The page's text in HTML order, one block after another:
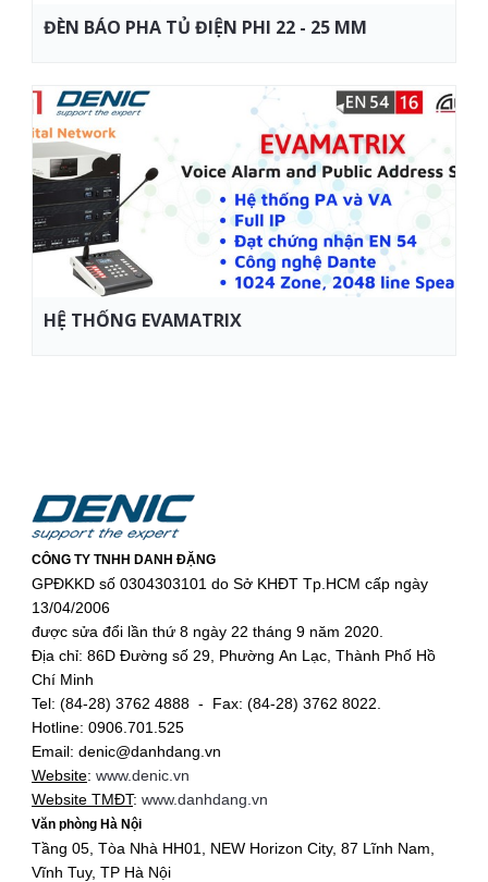
ĐÈN BÁO PHA TỦ ĐIỆN PHI 22 - 25 MM
HỆ THỐNG EVAMATRIX
CÔNG TY TNHH DANH ĐẶNG
GPĐKKD số 0304303101 do Sở KHĐT Tp.HCM cấp ngày
13/04/2006
được sửa đổi lần thứ 8 ngày 22 tháng 9 năm 2020.
Địa chỉ: 86D Đường số 29, Phường An Lạc, Thành Phố Hồ
Chí Minh
Tel: (84-28) 3762 4888 - Fax: (84-28) 3762 8022.
Hotline: 0906.701.525
Email: denic@danhdang.vn
Website: www.denic.vn
Website TMĐT: www.danhdang.vn
Văn phòng Hà Nội
Tầng 05, Tòa Nhà HH01, NEW Horizon City, 87 Lĩnh Nam,
Vĩnh Tuy, TP Hà Nội